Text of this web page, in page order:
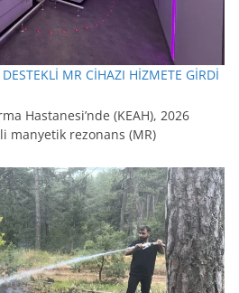
DESTEKLİ MR CİHAZI HİZMETE GİRDİ
Hastanesi’nde (KEAH), 2026
manyetik rezonans (MR)